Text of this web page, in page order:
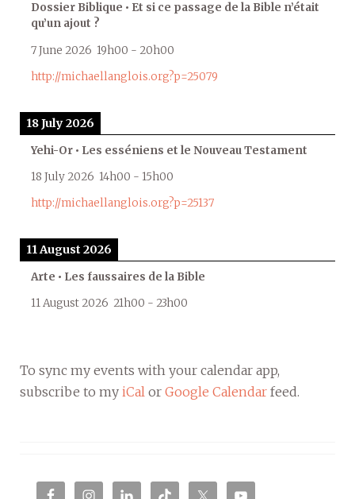
Dossier Biblique • Et si ce passage de la Bible n’était
qu’un ajout ?
7 June 2026 19h00 - 20h00
http://michaellanglois.org?p=25079
18 July 2026
Yehi-Or • Les esséniens et le Nouveau Testament
18 July 2026 14h00 - 15h00
http://michaellanglois.org?p=25137
11 August 2026
Arte • Les faussaires de la Bible
11 August 2026 21h00 - 23h00
To sync my events with your calendar app,
subscribe to my iCal or Google Calendar feed.